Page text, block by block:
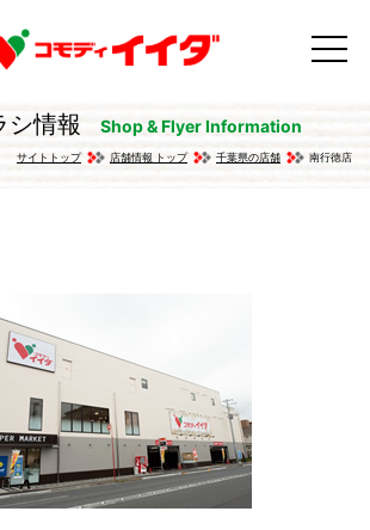
シ情報 Shop & Flyer Information
サイトトップ 店舗情報 トップ 千葉県の店舗 南行徳店